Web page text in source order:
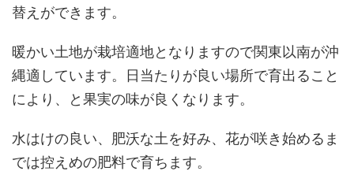
替えができます。
暖かい土地が栽培適地となりますので関東以南が沖
縄適しています。日当たりが良い場所で育出ること
により、と果実の味が良くなります。
水はけの良い、肥沃な土を好み、花が咲き始めるま
では控えめの肥料で育ちます。